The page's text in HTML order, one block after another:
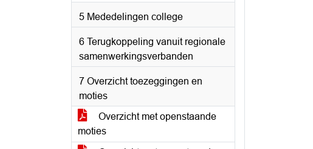
5 Mededelingen college
6 Terugkoppeling vanuit regionale
samenwerkingsverbanden
7 Overzicht toezeggingen en
moties
Overzicht met openstaande
moties